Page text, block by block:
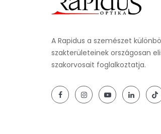
A Rapidus a szemészet
szakterületeinek országosan
szakorvosait foglalkoztatja.